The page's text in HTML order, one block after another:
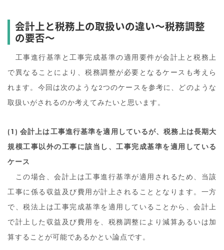
会計上と税務上の取扱いの違い～税務調整
の要否～
工事進行基準と工事完成基準の適用要件が会計上と税務上
で異なることにより、税務調整が必要となるケースも考えら
れます。今回は次のような2つのケースを参考に、どのような
取扱いがされるのか考えてみたいと思います。
(1) 会計上は工事進行基準を適用しているが、税務上は長期大
規模工事以外の工事に該当し、工事完成基準を適用している
ケース
この場合、会計上は工事進行基準が適用されるため、当該
工事に係る収益及び費用が計上されることとなります。一方
で、税法上は工事完成基準を適用していることから、会計上
で計上した収益及び費用を、税務調整により減算あるいは加
算することが可能であるかとい論点です。